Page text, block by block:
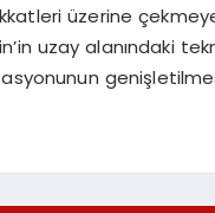
üzerine
uzay alanındaki